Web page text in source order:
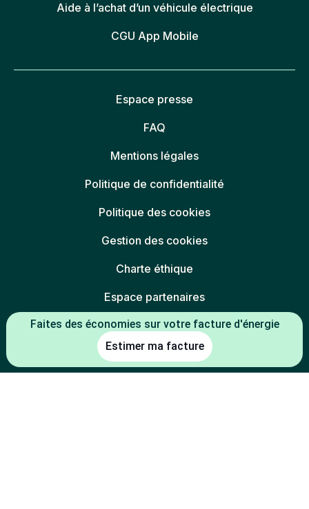
Faites des économies sur votre facture d'énergie
Estimer ma facture
Aide à l’achat d’un véhicule électrique
CGU App Mobile
Espace presse
FAQ
Mentions légales
Politique de confidentialité
Politique des cookies
Gestion des cookies
Charte éthique
Espace partenaires
L'énergie est notre avenir, économisons-la